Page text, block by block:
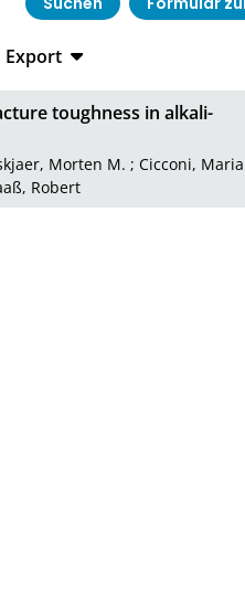
Export
CSV
XML
toughness in alkali-
Morten M. ;Cicconi, Maria
Robert